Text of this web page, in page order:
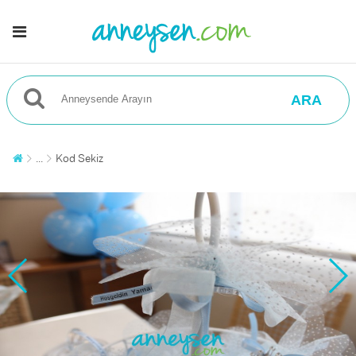
ARA
... Kod Sekiz